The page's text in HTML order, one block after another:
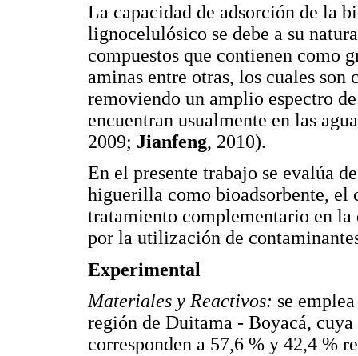
La capacidad de adsorción de la
lignocelulósico se debe a su
compuestos que contienen como
aminas entre otras, los cuales son
removiendo un amplio espectro
encuentran usualmente en las
2009; Jianfeng, 2010).
En el presente trabajo se evalúa
higuerilla como bioadsorbente, el
tratamiento complementario en
por la utilización de
Experimental
Materiales y Reactivos: se
región de Duitama - Boyacá,
corresponden a 57,6 % y 42,4 %